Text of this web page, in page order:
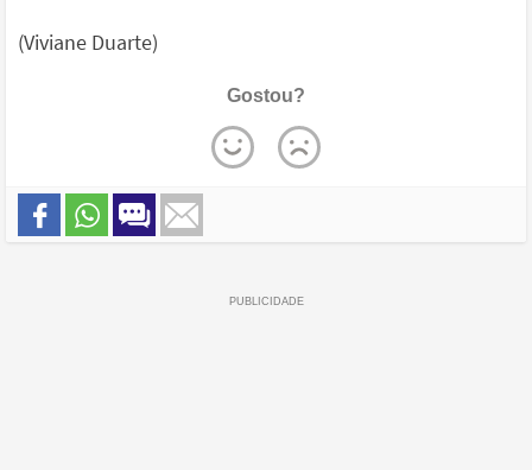
(Viviane Duarte)
Gostou?